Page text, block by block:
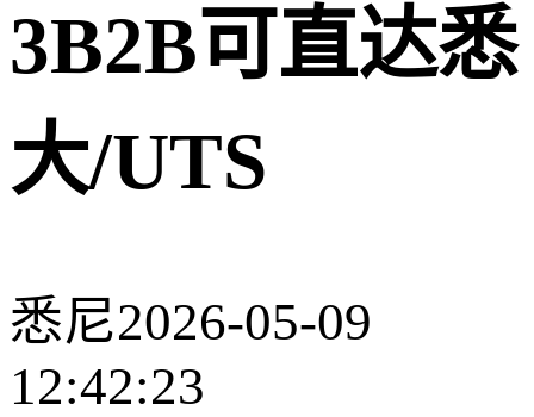
3B2B可直达悉
大/UTS
悉尼2026-05-09
12:42:23